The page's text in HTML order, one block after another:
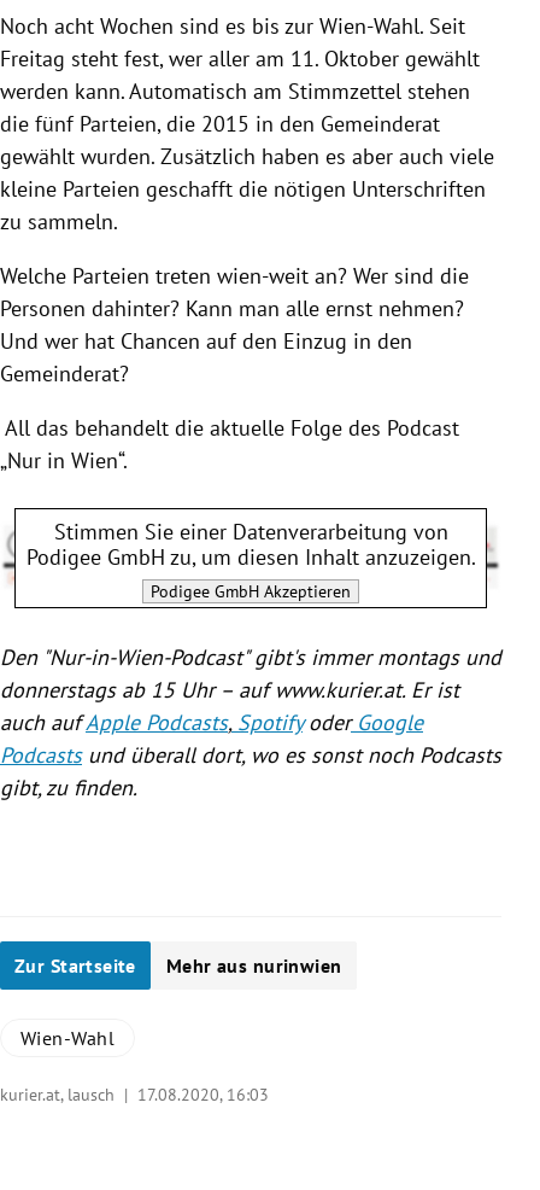
Untermenü
Noch acht Wochen sind es bis zur Wien-Wahl. Seit
Freitag steht fest, wer aller am 11. Oktober gewählt
werden kann.Automatisch am Stimmzettel stehen
die fünf Parteien, die 2015 in den Gemeinderat
gewählt wurden. Zusätzlich haben es aber auch viele
kleine Parteien geschafft die nötigen Unterschriften
zu sammeln.
Welche Parteien treten wien-weit an? Wer sind die
Personen dahinter? Kann man alle ernst nehmen?
Und wer hat Chancen auf den Einzug in den
Gemeinderat?
All das behandelt die aktuelle Folge des Podcast
„Nur in Wien“.
Stimmen Sie einer Datenverarbeitung von
Podigee GmbH zu, um diesen Inhalt anzuzeigen.
Podigee GmbH Akzeptieren
Den "Nur-in-Wien-Podcast" gibt's immer montags und
donnerstags ab 15 Uhr – auf www.kurier.at. Er ist
auch aufApple Podcasts,SpotifyoderGoogle
Podcastsund überall dort, wo es sonst noch Podcasts
gibt, zu finden.
Zur Startseite Mehr aus nurinwien
Wien-Wahl
kurier.at, lausch | 17.08.2020, 16:03